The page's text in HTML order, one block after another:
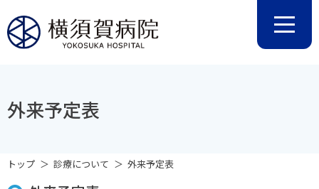
外来予定表
トップ 診療について 外来予定表